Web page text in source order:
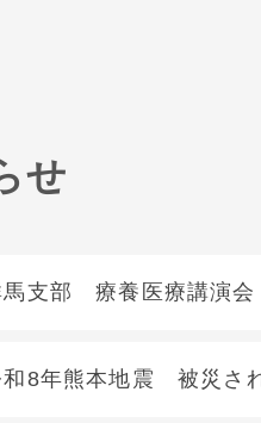
せ
馬支部 療養医療講演
和8年熊本地震 被災さ